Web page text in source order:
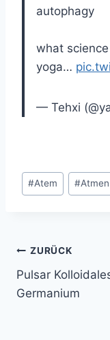
autophagy
what science
yoga…
— Tehxi
Schlagworte:
#Atem #Atmen
ZURÜCK
Pulsar
Germanium